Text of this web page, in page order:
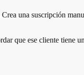
una suscripción
que ese cliente